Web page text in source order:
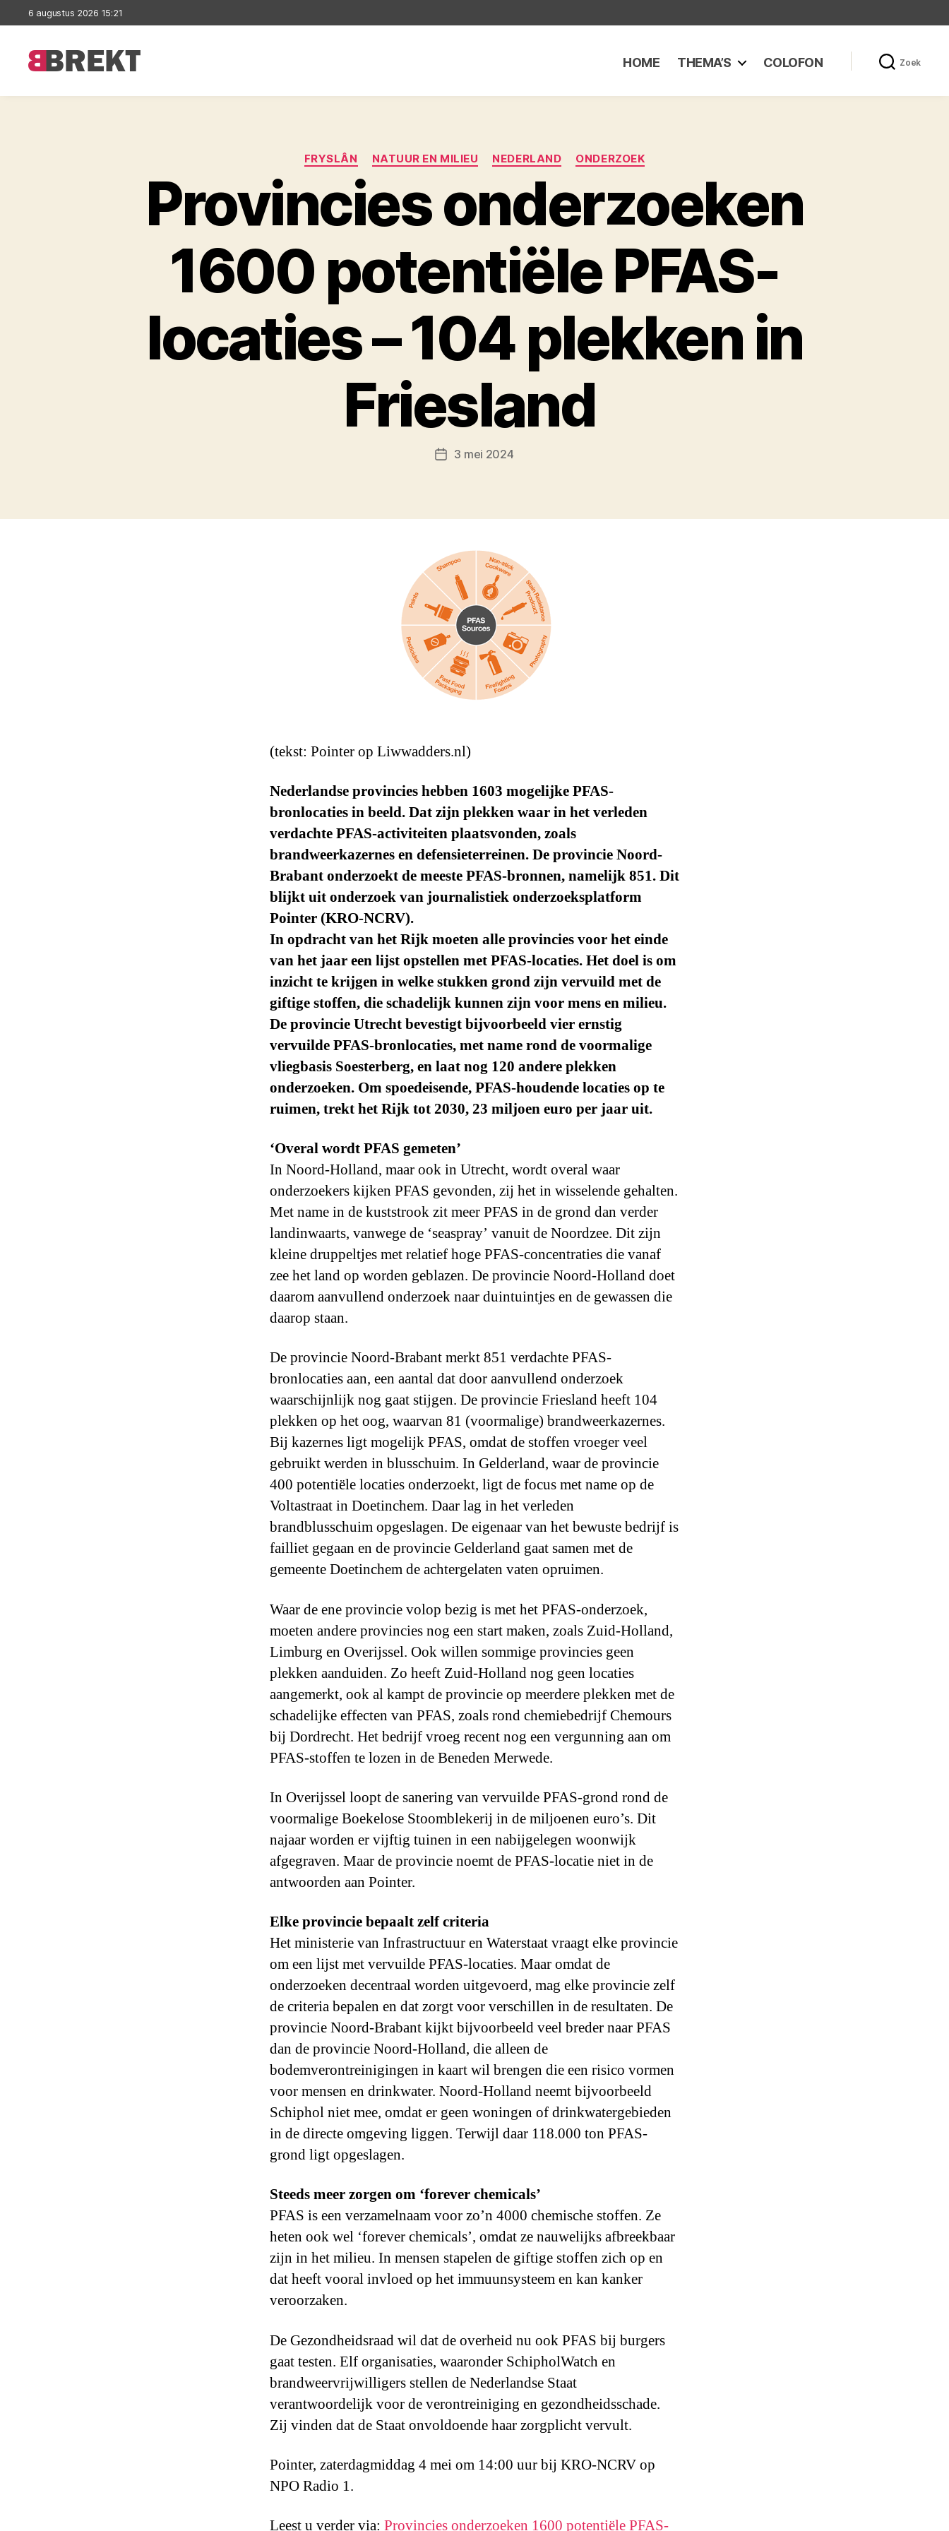
6 augustus 2026 15:21
HOME THEMA’S COLOFON Zoek
Categorieën
FRYSLÂN NATUUR EN MILIEU NEDERLAND ONDERZOEK
Provincies onderzoeken
1600 potentiële PFAS-
locaties – 104 plekken in
Friesland
Berichtdatum
3 mei 2024
(tekst: Pointer op Liwwadders.nl)
Nederlandse provincies hebben 1603 mogelijke PFAS-
bronlocaties in beeld. Dat zijn plekken waar in het verleden
verdachte PFAS-activiteiten plaatsvonden, zoals
brandweerkazernes en defensieterreinen. De provincie Noord-
Brabant onderzoekt de meeste PFAS-bronnen, namelijk 851. Dit
blijkt uit onderzoek van journalistiek onderzoeksplatform
Pointer (KRO-NCRV).
In opdracht van het Rijk moeten alle provincies voor het einde
van het jaar een lijst opstellen met PFAS-locaties. Het doel is om
inzicht te krijgen in welke stukken grond zijn vervuild met de
giftige stoffen, die schadelijk kunnen zijn voor mens en milieu.
De provincie Utrecht bevestigt bijvoorbeeld vier ernstig
vervuilde PFAS-bronlocaties, met name rond de voormalige
vliegbasis Soesterberg, en laat nog 120 andere plekken
onderzoeken. Om spoedeisende, PFAS-houdende locaties op te
ruimen, trekt het Rijk tot 2030, 23 miljoen euro per jaar uit.
‘Overal wordt PFAS gemeten’
In Noord-Holland, maar ook in Utrecht, wordt overal waar
onderzoekers kijken PFAS gevonden, zij het in wisselende gehalten.
Met name in de kuststrook zit meer PFAS in de grond dan verder
landinwaarts, vanwege de ‘seaspray’ vanuit de Noordzee. Dit zijn
kleine druppeltjes met relatief hoge PFAS-concentraties die vanaf
zee het land op worden geblazen. De provincie Noord-Holland doet
daarom aanvullend onderzoek naar duintuintjes en de gewassen die
daarop staan.
De provincie Noord-Brabant merkt 851 verdachte PFAS-
bronlocaties aan, een aantal dat door aanvullend onderzoek
waarschijnlijk nog gaat stijgen. De provincie Friesland heeft 104
plekken op het oog, waarvan 81 (voormalige) brandweerkazernes.
Bij kazernes ligt mogelijk PFAS, omdat de stoffen vroeger veel
gebruikt werden in blusschuim. In Gelderland, waar de provincie
400 potentiële locaties onderzoekt, ligt de focus met name op de
Voltastraat in Doetinchem. Daar lag in het verleden
brandblusschuim opgeslagen. De eigenaar van het bewuste bedrijf is
failliet gegaan en de provincie Gelderland gaat samen met de
gemeente Doetinchem de achtergelaten vaten opruimen.
Waar de ene provincie volop bezig is met het PFAS-onderzoek,
moeten andere provincies nog een start maken, zoals Zuid-Holland,
Limburg en Overijssel. Ook willen sommige provincies geen
plekken aanduiden. Zo heeft Zuid-Holland nog geen locaties
aangemerkt, ook al kampt de provincie op meerdere plekken met de
schadelijke effecten van PFAS, zoals rond chemiebedrijf Chemours
bij Dordrecht. Het bedrijf vroeg recent nog een vergunning aan om
PFAS-stoffen te lozen in de Beneden Merwede.
In Overijssel loopt de sanering van vervuilde PFAS-grond rond de
voormalige Boekelose Stoomblekerij in de miljoenen euro’s. Dit
najaar worden er vijftig tuinen in een nabijgelegen woonwijk
afgegraven. Maar de provincie noemt de PFAS-locatie niet in de
antwoorden aan Pointer.
Elke provincie bepaalt zelf criteria
Het ministerie van Infrastructuur en Waterstaat vraagt elke provincie
om een lijst met vervuilde PFAS-locaties. Maar omdat de
onderzoeken decentraal worden uitgevoerd, mag elke provincie zelf
de criteria bepalen en dat zorgt voor verschillen in de resultaten. De
provincie Noord-Brabant kijkt bijvoorbeeld veel breder naar PFAS
dan de provincie Noord-Holland, die alleen de
bodemverontreinigingen in kaart wil brengen die een risico vormen
voor mensen en drinkwater. Noord-Holland neemt bijvoorbeeld
Schiphol niet mee, omdat er geen woningen of drinkwatergebieden
in de directe omgeving liggen. Terwijl daar 118.000 ton PFAS-
grond ligt opgeslagen.
Steeds meer zorgen om ‘forever chemicals’
PFAS is een verzamelnaam voor zo’n 4000 chemische stoffen. Ze
heten ook wel ‘forever chemicals’, omdat ze nauwelijks afbreekbaar
zijn in het milieu. In mensen stapelen de giftige stoffen zich op en
dat heeft vooral invloed op het immuunsysteem en kan kanker
veroorzaken.
De Gezondheidsraad wil dat de overheid nu ook PFAS bij burgers
gaat testen. Elf organisaties, waaronder SchipholWatch en
brandweervrijwilligers stellen de Nederlandse Staat
verantwoordelijk voor de verontreiniging en gezondheidsschade.
Zij vinden dat de Staat onvoldoende haar zorgplicht vervult.
Pointer, zaterdagmiddag 4 mei om 14:00 uur bij KRO-NCRV op
NPO Radio 1.
Leest u verder via: Provincies onderzoeken 1600 potentiële PFAS-